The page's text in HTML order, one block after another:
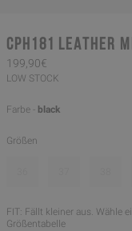
CPH181 leather
199,90€
LOW STOCK
Farbe - black
Größen
FIT: Fällt kleiner aus. Wähle
Größentabelle